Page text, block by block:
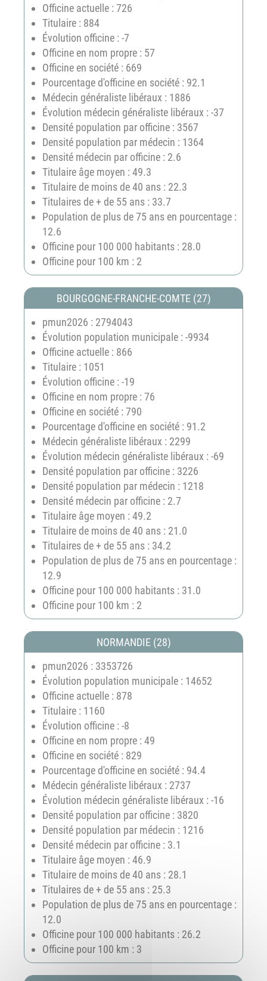
Officine actuelle : 726
Titulaire : 884
Évolution officine : -7
Officine en nom propre : 57
Officine en société : 669
Pourcentage d'officine en société : 92.1
Médecin généraliste libéraux : 1886
Évolution médecin généraliste libéraux : -37
Densité population par officine : 3567
Densité population par médecin : 1364
Densité médecin par officine : 2.6
Titulaire âge moyen : 49.3
Titulaire de moins de 40 ans : 22.3
Titulaires de + de 55 ans : 33.7
Population de plus de 75 ans en pourcentage :
12.6
Officine pour 100 000 habitants : 28.0
Officine pour 100 km : 2
BOURGOGNE-FRANCHE-COMTE (27)
pmun2026 : 2794043
Évolution population municipale : -9934
Officine actuelle : 866
Titulaire : 1051
Évolution officine : -19
Officine en nom propre : 76
Officine en société : 790
Pourcentage d'officine en société : 91.2
Médecin généraliste libéraux : 2299
Évolution médecin généraliste libéraux : -69
Densité population par officine : 3226
Densité population par médecin : 1218
Densité médecin par officine : 2.7
Titulaire âge moyen : 49.2
Titulaire de moins de 40 ans : 21.0
Titulaires de + de 55 ans : 34.2
Population de plus de 75 ans en pourcentage :
12.9
Officine pour 100 000 habitants : 31.0
Officine pour 100 km : 2
NORMANDIE (28)
pmun2026 : 3353726
Évolution population municipale : 14652
Officine actuelle : 878
Titulaire : 1160
Évolution officine : -8
Officine en nom propre : 49
Officine en société : 829
Pourcentage d'officine en société : 94.4
Médecin généraliste libéraux : 2737
Évolution médecin généraliste libéraux : -16
Densité population par officine : 3820
Densité population par médecin : 1216
Densité médecin par officine : 3.1
Titulaire âge moyen : 46.9
Titulaire de moins de 40 ans : 28.1
Titulaires de + de 55 ans : 25.3
Population de plus de 75 ans en pourcentage :
12.0
Officine pour 100 000 habitants : 26.2
Officine pour 100 km : 3